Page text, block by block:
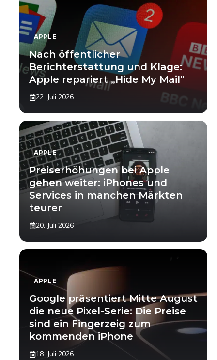
APPLE
Nach öffentlicher
Berichterstattung und Klage:
Apple repariert „Hide My Mail“
22. Juli 2026
APPLE
Preiserhöhungen bei Apple
gehen weiter: iPhones und
Services in manchen Märkten
teurer
20. Juli 2026
APPLE
Google präsentiert Mitte August
die neue Pixel-Serie: Die Preise
sind ein Fingerzeig zum
kommenden iPhone
18. Juli 2026